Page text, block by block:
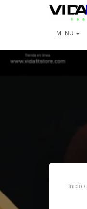
MENU
Inicio /